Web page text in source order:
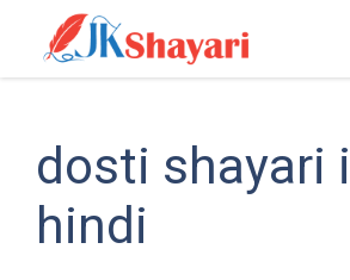
content
dosti shayari
hindi